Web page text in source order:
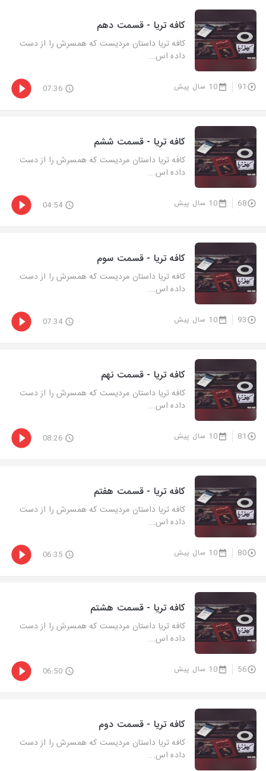
کافه تریا - قسمت دهم
کافه تریا داستان مردیست که همسرش را از دست
داده اس...
91 10 سال پیش 07:36
کافه تریا - قسمت ششم
کافه تریا داستان مردیست که همسرش را از دست
داده اس...
68 10 سال پیش 04:54
کافه تریا - قسمت سوم
کافه تریا داستان مردیست که همسرش را از دست
داده اس...
93 10 سال پیش 07:34
کافه تریا - قسمت نهم
کافه تریا داستان مردیست که همسرش را از دست
داده اس...
81 10 سال پیش 08:26
کافه تریا - قسمت هفتم
کافه تریا داستان مردیست که همسرش را از دست
داده اس...
80 10 سال پیش 06:35
کافه تریا - قسمت هشتم
کافه تریا داستان مردیست که همسرش را از دست
داده اس...
56 10 سال پیش 06:50
کافه تریا - قسمت دوم
کافه تریا داستان مردیست که همسرش را از دست
داده اس...